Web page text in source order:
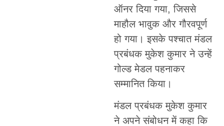
ऑनर दिया गया, जिससे
माहौल भावुक और गौरवपूर्ण
हो गया। इसके पश्चात मंडल
प्रबंधक मुकेश कुमार ने उन्हें
गोल्ड मेडल पहनाकर
सम्मानित किया।
मंडल प्रबंधक मुकेश कुमार
ने अपने संबोधन में कहा कि